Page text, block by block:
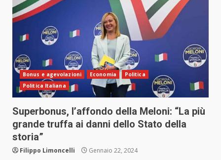
Bonus e agevolazioni Economia
Politica
Politica Italiana
Superbonus, l’affondo della Meloni: “La più
grande truffa ai danni dello Stato della
storia”
Filippo Limoncelli Gennaio 22, 2024